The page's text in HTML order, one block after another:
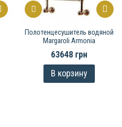
Полотенцесушитель водяной
Margaroli Armonia
63648 грн
В корзину